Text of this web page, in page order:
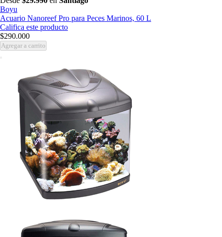
Boyu
Acuario Nanoreef Pro para Peces Marinos, 60 L
Califica este producto
$290.000
Agregar a carrito